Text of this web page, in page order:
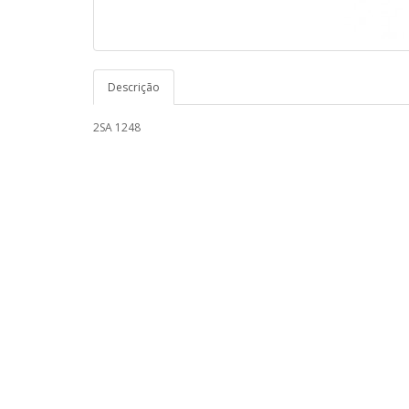
Descrição
2SA 1248